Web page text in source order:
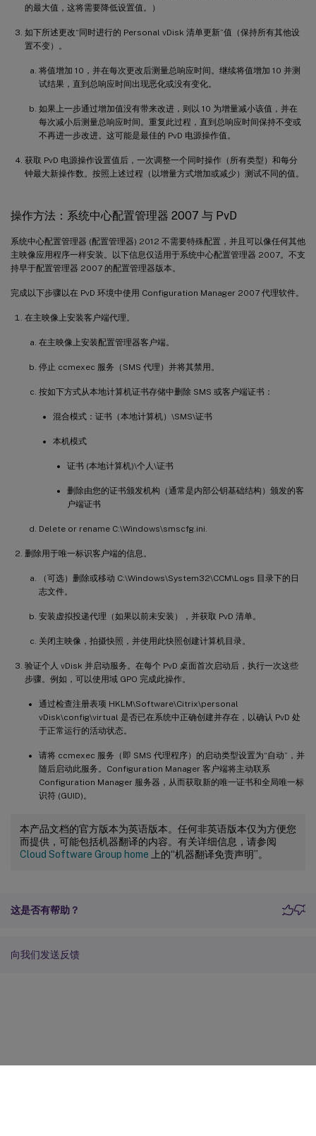
的最大值，这将需要降低设置值。）
如下所述更改“同时进行的 Personal vDisk 清单更新”值（保持所有其他设
置不变）。
将值增加 10，并在每次更改后测量总响应时间。继续将值增加 10 并测
试结果，直到总响应时间出现恶化或没有变化。
如果上一步通过增加值没有带来改进，则以 10 为增量减小该值，并在
每次减小后测量总响应时间。重复此过程，直到总响应时间保持不变或
不再进一步改进。这可能是最佳的 PvD 电源操作值。
获取 PvD 电源操作设置值后，一次调整一个同时操作（所有类型）和每分
钟最大新操作数。按照上述过程（以增量方式增加或减少）测试不同的值。
操作方法：系统中心配置管理器 2007 与 PvD
系统中心配置管理器 (配置管理器) 2012 不需要特殊配置，并且可以像任何其他
主映像应用程序一样安装。以下信息仅适用于系统中心配置管理器 2007。不支
持早于配置管理器 2007 的配置管理器版本。
完成以下步骤以在 PvD 环境中使用 Configuration Manager 2007 代理软件。
在主映像上安装客户端代理。
在主映像上安装配置管理器客户端。
停止 ccmexec 服务（SMS 代理）并将其禁用。
按如下方式从本地计算机证书存储中删除 SMS 或客户端证书：
混合模式：证书（本地计算机）\SMS\证书
本机模式
证书 (本地计算机)\个人\证书
删除由您的证书颁发机构（通常是内部公钥基础结构）颁发的客
户端证书
Delete or rename C:\Windows\smscfg.ini.
删除用于唯一标识客户端的信息。
（可选）删除或移动 C:\Windows\System32\CCM\Logs 目录下的日
志文件。
安装虚拟投递代理（如果以前未安装），并获取 PvD 清单。
关闭主映像，拍摄快照，并使用此快照创建计算机目录。
验证个人 vDisk 并启动服务。在每个 PvD 桌面首次启动后，执行一次这些
步骤。例如，可以使用域 GPO 完成此操作。
通过检查注册表项 HKLM\Software\Citrix\personal
vDisk\config\virtual 是否已在系统中正确创建并存在，以确认 PvD 处
于正常运行的活动状态。
请将 ccmexec 服务（即 SMS 代理程序）的启动类型设置为“自动”，并
随后启动此服务。Configuration Manager 客户端将主动联系
Configuration Manager 服务器，从而获取新的唯一证书和全局唯一标
识符 (GUID)。
本产品文档的官方版本为英语版本。任何非英语版本仅为方便您
而提供，可能包括机器翻译的内容。有关详细信息，请参阅
Cloud Software Group home 上的“机器翻译免责声明”。
这是否有帮助？
向我们发送反馈